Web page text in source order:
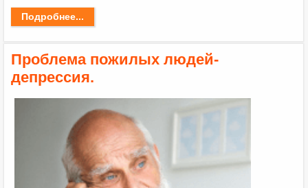
Подробнее...
Проблема пожилых людей-
депрессия.